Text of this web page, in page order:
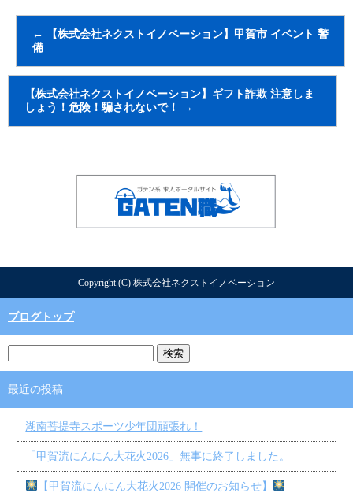
←
【株式会社ネクストイノベーション】甲賀市 イベント 警
備
【株式会社ネクストイノベーション】ギフト詐欺 注意しま
しょう！危険！騙されないで！
→
Copyright (C) 株式会社ネクストイノベーション
ブログトップ
最近の投稿
湖南菩提寺スポーツ少年団頑張れ！
「甲賀流にんにん大花火2026」無事に終了しました。
【甲賀流にんにん大花火2026 開催のお知らせ】